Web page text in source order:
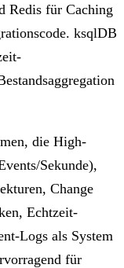
Redis für Caching
ksqlDB
die High-
Sekunde),
Change
Echtzeit-
Logs als System
für